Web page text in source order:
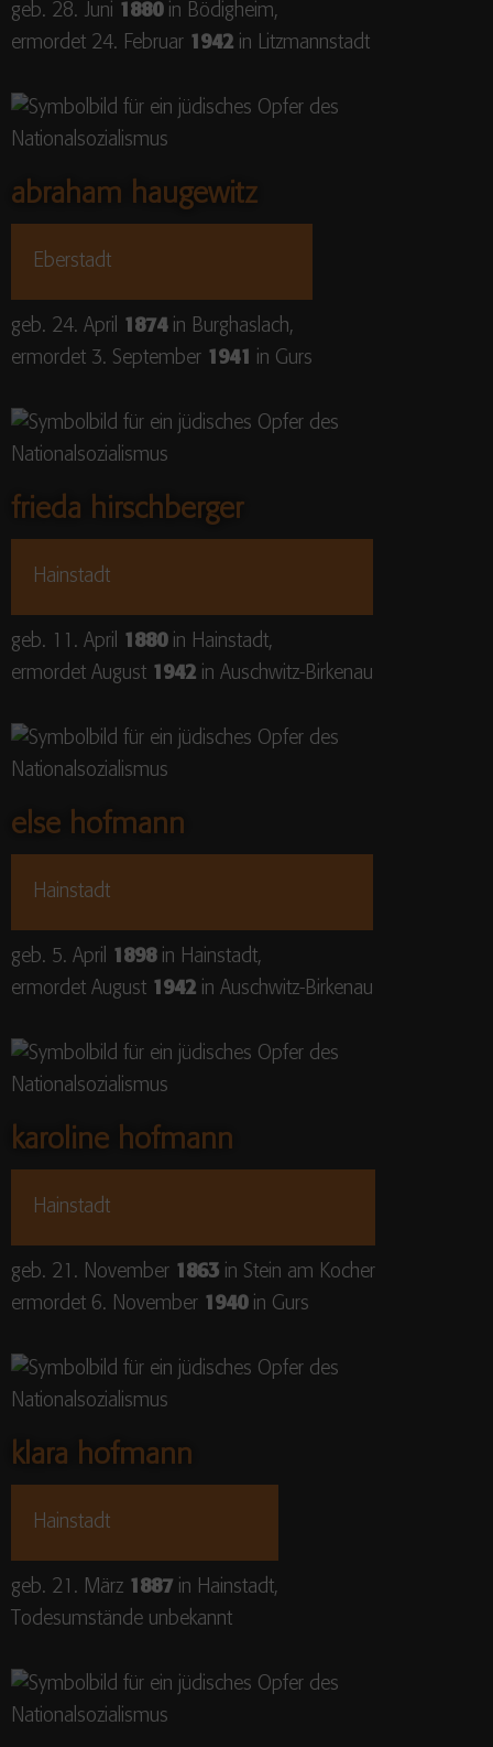
geb. 28. Juni 1880in Bödigheim,
ermordet 24. Februar 1942 in Litzmannstadt
abraham haugewitz
Eberstadt
geb. 24. April 1874in Burghaslach,
ermordet 3. September 1941 in Gurs
frieda hirschberger
Hainstadt
geb. 11. April 1880in Hainstadt,
ermordet August 1942 in Auschwitz-Birkenau
else hofmann
Hainstadt
geb. 5. April 1898in Hainstadt,
ermordet August 1942 in Auschwitz-Birkenau
karoline hofmann
Hainstadt
geb. 21. November 1863 in Stein am Kocher
ermordet 6. November 1940in Gurs
klara hofmann
Hainstadt
geb. 21. März 1887 in Hainstadt,
Todesumstände unbekannt